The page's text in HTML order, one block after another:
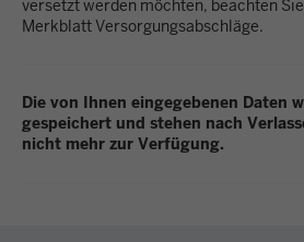
versetzt werden möchten, beachten
Merkblatt Versorgungsabschläge.
Die von Ihnen eingegebenen Daten
gespeichert und stehen nach
nicht mehr zur Verfügung.